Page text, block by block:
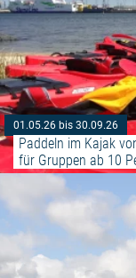
01.05.26 bis 30.09.26
Paddeln im Kajak
für Gruppen ab 10